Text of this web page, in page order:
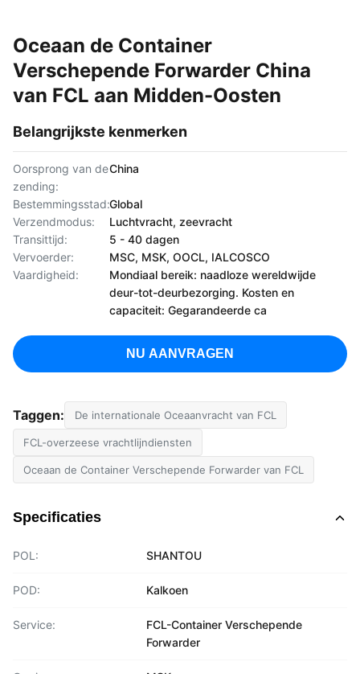
Oceaan de Container
Verschepende Forwarder China
van FCL aan Midden-Oosten
Belangrijkste kenmerken
Oorsprong van de
zending:
China
Bestemmingsstad:Global
Verzendmodus:
Luchtvracht, zeevracht
Transittijd:
5 - 40 dagen
Vervoerder:
MSC, MSK, OOCL, IALCOSCO
Vaardigheid:
Mondiaal bereik: naadloze wereldwijde
deur-tot-deurbezorging. Kosten en
capaciteit: Gegarandeerde ca
NU AANVRAGEN
Taggen: De internationale Oceaanvracht van FCL
FCL-overzeese vrachtlijndiensten
Oceaan de Container Verschepende Forwarder van FCL
Specificaties
POL: SHANTOU
POD: Kalkoen
Service:
FCL-Container Verschepende
Forwarder